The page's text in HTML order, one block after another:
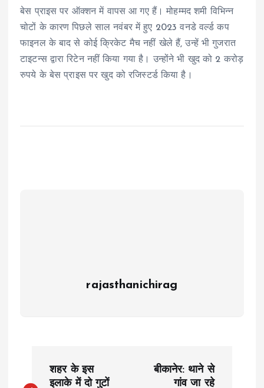
बेस प्राइस पर ऑक्शन में वापस आ गए हैं। मोहम्मद शमी विभिन्न
चोटों के कारण पिछले साल नवंबर में हुए 2023 वनडे वर्ल्ड कप
फाइनल के बाद से कोई क्रिकेट मैच नहीं खेले हैं, उन्हें भी गुजरात
टाइटन्स द्वारा रिटेन नहीं किया गया है। उन्होंने भी खुद को 2 करोड़
रुपये के बेस प्राइस पर खुद को रज‍िस्टर्ड किया है।
rajasthanichirag
शहर के इस
इलाके में दो गुटों
बीकानेर: थाने से
गांव जा रहे